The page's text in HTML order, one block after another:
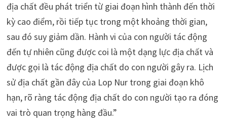
địa chất đều phát triển từ giai đoạn hình thành đến thời
kỳ cao điểm, rồi tiếp tục trong một khoảng thời gian,
sau đó suy giảm dần. Hành vi của con người tác động
đến tự nhiên cũng được coi là một dạng lực địa chất và
được gọi là tác động địa chất do con người gây ra. Lịch
sử địa chất gần đây của Lop Nur trong giai đoạn khô
hạn, rõ ràng tác động địa chất do con người tạo ra đóng
vai trò quan trọng hàng đầu.”